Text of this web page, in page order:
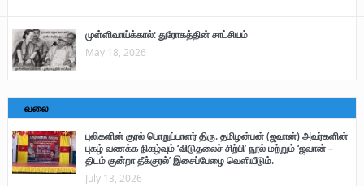
முள்ளிவாய்க்கால்: துரோகத்தின் சாட்சியம்
May 18, 2026
வலை
புலிகளின் குரல் பொறுப்பாளர் திரு. தமிழன்பன் (ஜவான்) அவர்களின்
புகழ் வணக்க நிகழ்வும் ‘விடுதலைச் சிற்பி’ நூல் மற்றும் ‘ஜவான் –
திடம் குன்றா தீக்குரல்’ இசைப்பேழை வெளியீடும்.
July 13, 2026